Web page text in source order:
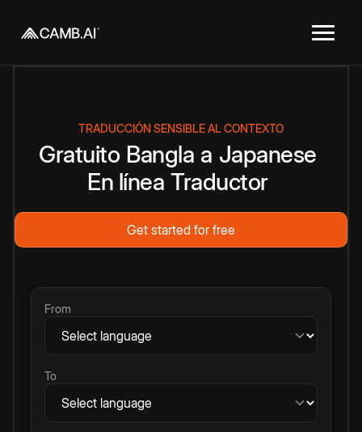
TRADUCCIÓN SENSIBLE AL CONTEXTO
Gratuito Bangla a Japanese
En línea Traductor
Get started for free
From
To